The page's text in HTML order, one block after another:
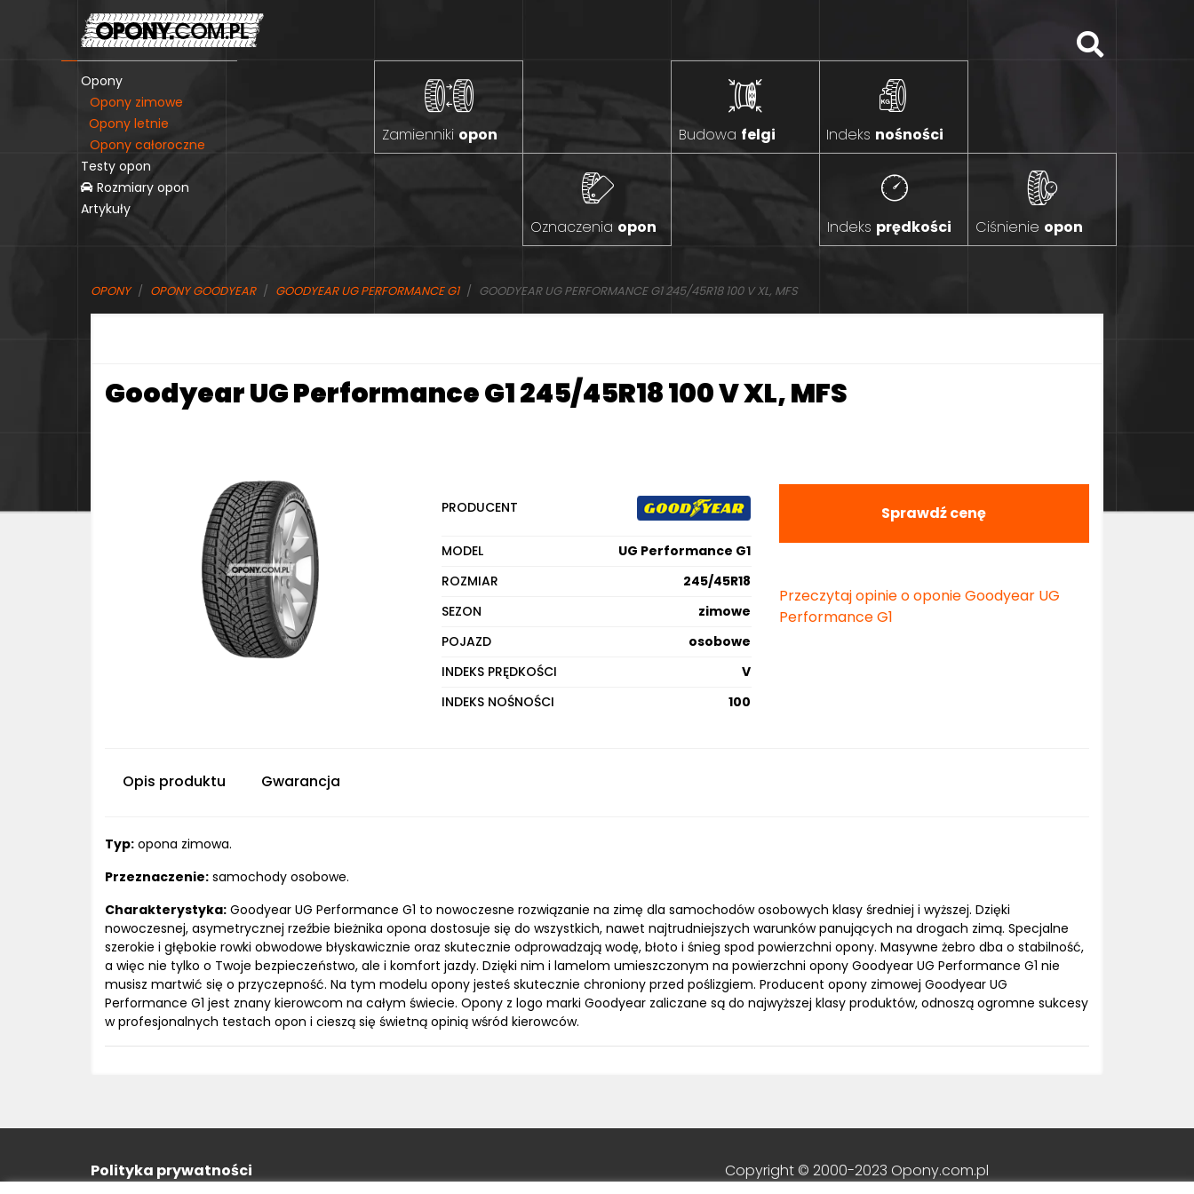
Opony
Opony zimowe
Opony letnie
Opony całoroczne
Testy opon
Rozmiary opon
Artykuły
Zamienniki opon Budowa felgi Indeks nośności
Indeks prędkości Ciśnienie opon
Oznaczenia opon
OPONY OPONY GOODYEAR GOODYEAR UG PERFORMANCE G1 GOODYEAR UG PERFORMANCE G1 245/45R18 100 V XL, MFS
Goodyear UG Performance G1 245/45R18 100 V XL, MFS
PRODUCENT
MODEL
UG Performance G1
ROZMIAR
245/45R18
SEZON
zimowe
POJAZD
osobowe
INDEKS PRĘDKOŚCI
V
INDEKS NOŚNOŚCI
100
Sprawdź cenę
Przeczytaj opinie o oponie Goodyear UG
Performance G1
Opis produktu Gwarancja
Typ: opona zimowa.
Przeznaczenie: samochody osobowe.
Charakterystyka: Goodyear UG Performance G1 to nowoczesne rozwiązanie na zimę dla samochodów osobowych klasy średniej i wyższej. Dzięki
nowoczesnej, asymetrycznej rzeźbie bieżnika opona dostosuje się do wszystkich, nawet najtrudniejszych warunków panujących na drogach zimą. Specjalne
szerokie i głębokie rowki obwodowe błyskawicznie oraz skutecznie odprowadzają wodę, błoto i śnieg spod powierzchni opony. Masywne żebro dba o stabilność,
a więc nie tylko o Twoje bezpieczeństwo, ale i komfort jazdy. Dzięki nim i lamelom umieszczonym na powierzchni opony Goodyear UG Performance G1 nie
musisz martwić się o przyczepność. Na tym modelu opony jesteś skutecznie chroniony przed poślizgiem. Producent opony zimowej Goodyear UG
Performance G1 jest znany kierowcom na całym świecie. Opony z logo marki Goodyear zaliczane są do najwyższej klasy produktów, odnoszą ogromne sukcesy
w profesjonalnych testach opon i cieszą się świetną opinią wśród kierowców.
Polityka prywatności
Copyright © 2000-2023 Opony.com.pl